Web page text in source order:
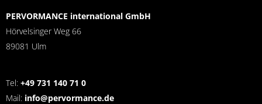
PERVORMANCE international GmbH
Hörvelsinger Weg 66
89081 Ulm
Tel: +49 731 140 71 0
Mail: info@pervormance.de